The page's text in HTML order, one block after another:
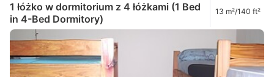
1 łóżko w dormitorium z 4 łóżkami (1 Bed
in 4-Bed Dormitory)
13 m²/140 ft²